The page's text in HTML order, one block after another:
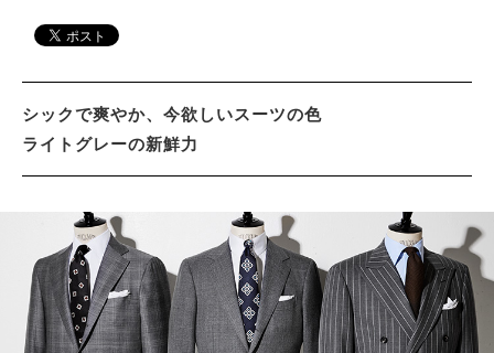
シックで爽やか、今欲しいスーツの色
ライトグレーの新鮮力
LIFESTYLE
MAGAZINE
サイトマップ